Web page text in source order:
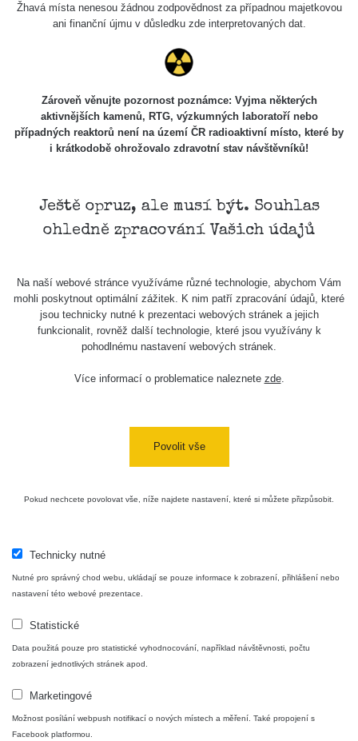
Kontakt
facebook stránka:https://www.facebook.com/ZhavaMista
https://www.facebook.com/groups/zhavamista
https://www.youtube.com/@zhavamista
discord:https://discord.gg/EKavNtPR4x
Mapa
Lidé
Podpořte nás
Studnice
Kontakt
Žhavá místa nenesou žádnou zodpovědnost za případnou majetkovou
ani finanční újmu v důsledku zde interpretovaných dat.
Zároveň věnujte pozornost poznámce: Vyjma některých
aktivnějších kamenů, RTG, výzkumných laboratoří nebo
případných reaktorů není na území ČR radioaktivní místo, které by
i krátkodobě ohrožovalo zdravotní stav návštěvníků!
Ještě opruz, ale musí být. Souhlas
ohledně zpracování Vašich údajů
Na naší webové stránce využíváme různé technologie, abychom Vám
mohli poskytnout optimální zážitek. K nim patří zpracování údajů, které
jsou technicky nutné k prezentaci webových stránek a jejich
funkcionalit, rovněž další technologie, které jsou využívány k
pohodlnému nastavení webových stránek.
Více informací o problematice naleznete zde.
Povolit vše
Pokud nechcete povolovat vše, níže najdete nastavení, které si můžete přizpůsobit.
Technicky nutné
Nutné pro správný chod webu, ukládají se pouze informace k zobrazení, přihlášení nebo
nastavení této webové prezentace.
Statistické
Data použitá pouze pro statistické vyhodnocování, například návštěvnosti, počtu
zobrazení jednotlivých stránek apod.
Marketingové
Možnost posílání webpush notifikací o nových místech a měření. Také propojení s
Facebook platformou.